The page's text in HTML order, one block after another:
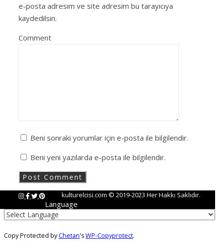
e-posta adresim ve site adresim bu tarayıcıya
kaydedilsin.
Comment
Beni sonraki yorumlar için e-posta ile bilgilendir.
Beni yeni yazılarda e-posta ile bilgilendir.
kulturelcisi.com © 2019-2023 Her Hakkı Saklıdır.
Language
Copy Protected byChetan'sWP-Copyprotect.